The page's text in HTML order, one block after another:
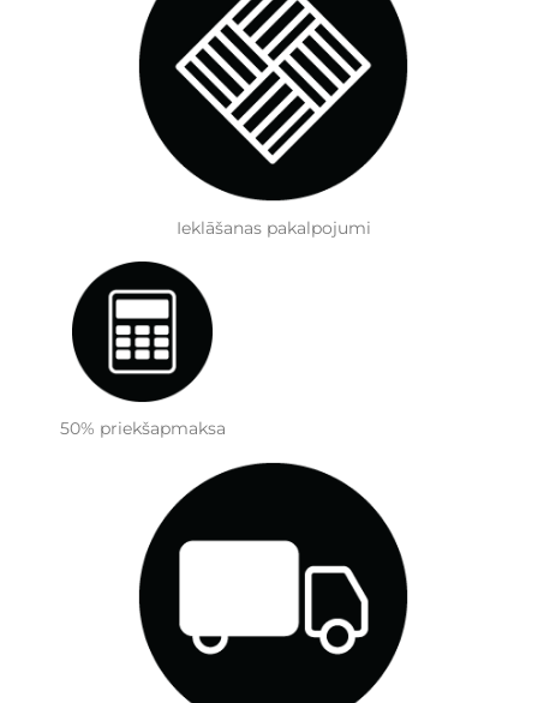
Ieklāšanas pakalpojumi
50% priekšapmaksa